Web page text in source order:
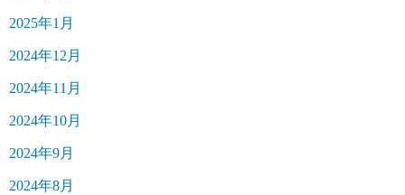
2025年1月
2024年12月
2024年11月
2024年10月
2024年9月
2024年8月